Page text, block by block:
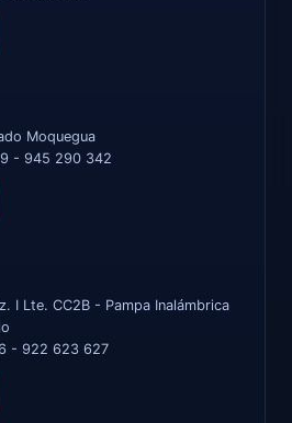
Moquegua
- 945 290 342
I Lte. CC2B - Pampa Inalámbrica
- 922 623 627